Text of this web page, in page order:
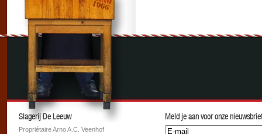
Slagerij De Leeuw
Propriétaire Arno A.C. Veenhof
Meld je aan voor onze